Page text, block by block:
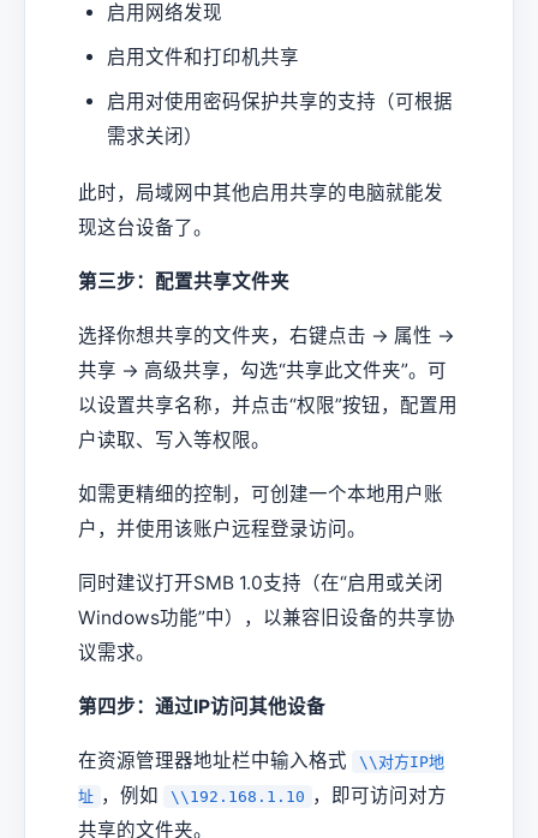
启用网络发现
启用文件和打印机共享
启用对使用密码保护共享的支持（可根据
需求关闭）
此时，局域网中其他启用共享的电脑就能发
现这台设备了。
第三步：配置共享文件夹
选择你想共享的文件夹，右键点击 → 属性 →
共享 → 高级共享，勾选“共享此文件夹”。可
以设置共享名称，并点击“权限”按钮，配置用
户读取、写入等权限。
如需更精细的控制，可创建一个本地用户账
户，并使用该账户远程登录访问。
同时建议打开SMB 1.0支持（在“启用或关闭
Windows功能”中），以兼容旧设备的共享协
议需求。
第四步：通过IP访问其他设备
在资源管理器地址栏中输入格式
\\对方IP地
址 ，例如 \\192.168.1.10 ，即可访问对方
共享的文件夹。